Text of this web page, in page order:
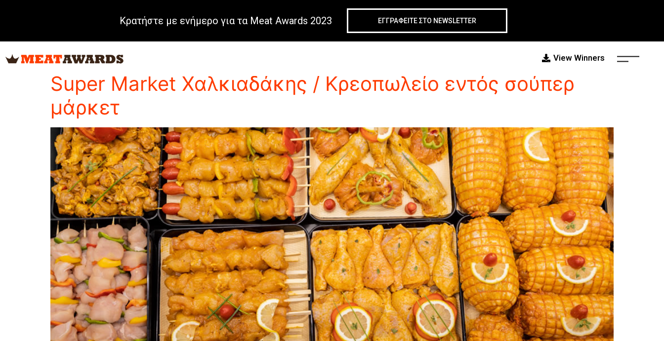
Κρατήστε με ενήμερο για τα Meat Awards 2023 ΕΓΓΡΑΦΕIΤΕ ΣΤΟ NEWSLETTER
View Winners
Category:
Super Market Χαλκιαδάκης / Κρεοπωλείο εντός σούπερ
μάρκετ